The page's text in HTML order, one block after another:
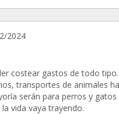
2024
costear gastos de todo
transportes de animales
serán para perros y gatos
vida vaya trayendo.